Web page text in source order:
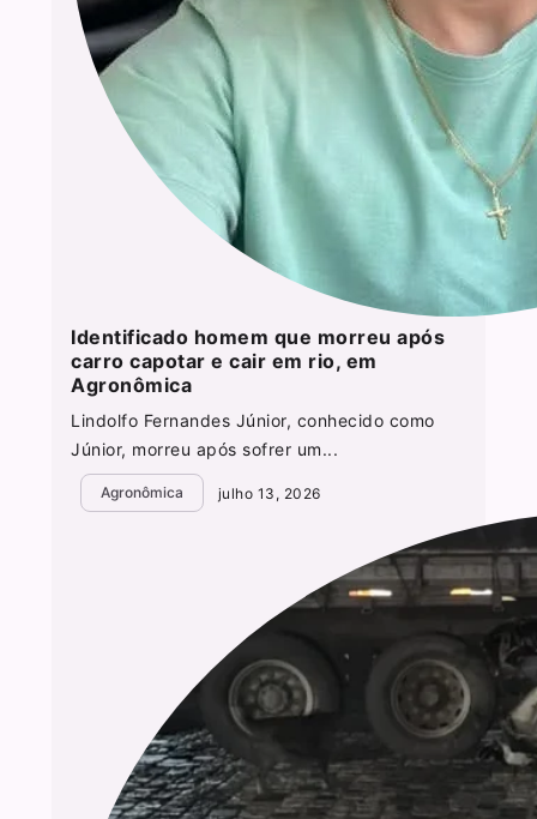
Identificado homem que morreu após
carro capotar e cair em rio, em
Agronômica
Lindolfo Fernandes Júnior, conhecido como
Júnior, morreu após sofrer um...
Agronômica julho 13, 2026